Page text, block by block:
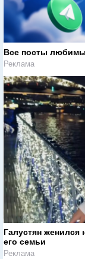
Все посты
Реклама
Галустян
его семьи
Реклама